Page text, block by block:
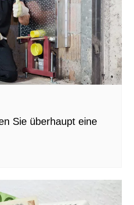
Sie überhaupt eine